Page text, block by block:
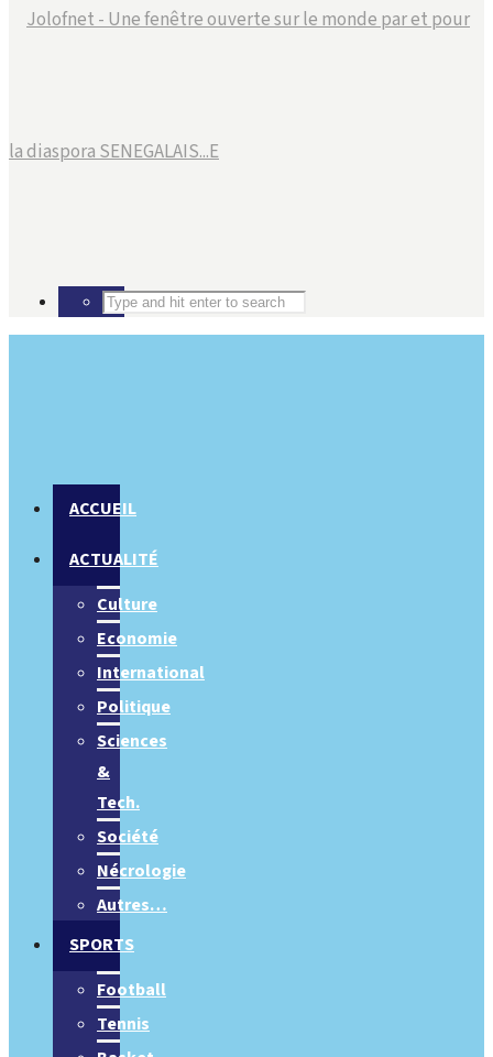
ACCUEIL
ACTUALITÉ
Culture
Economie
International
Politique
Sciences
&
Tech.
Société
Nécrologie
Autres…
SPORTS
Football
Tennis